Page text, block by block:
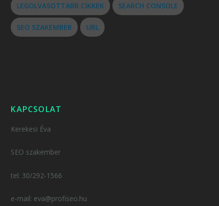
LEGOLVASOTTABB CIKKEK SEARCH CONSOLE
SEO SZAKEMBER URL
KAPCSOLAT
Kerekesi Éva
SEO szakember
tel: 30/292-1566
e-mail: eva@profiseo.hu